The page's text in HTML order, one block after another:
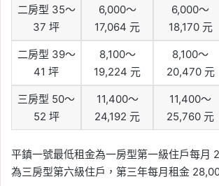
二房型 35～
37 坪
6,000～
17,064 元
6,000～
18,170 元
二房型 39～
41 坪
8,100～
19,224 元
8,100～
20,470 元
三房型 50～
52 坪
11,400～
24,192 元
11,400～
25,760 元
平鎮一號最低租金為一房型第一級住戶每月
為三房型第六級住戶，第三年每月租金